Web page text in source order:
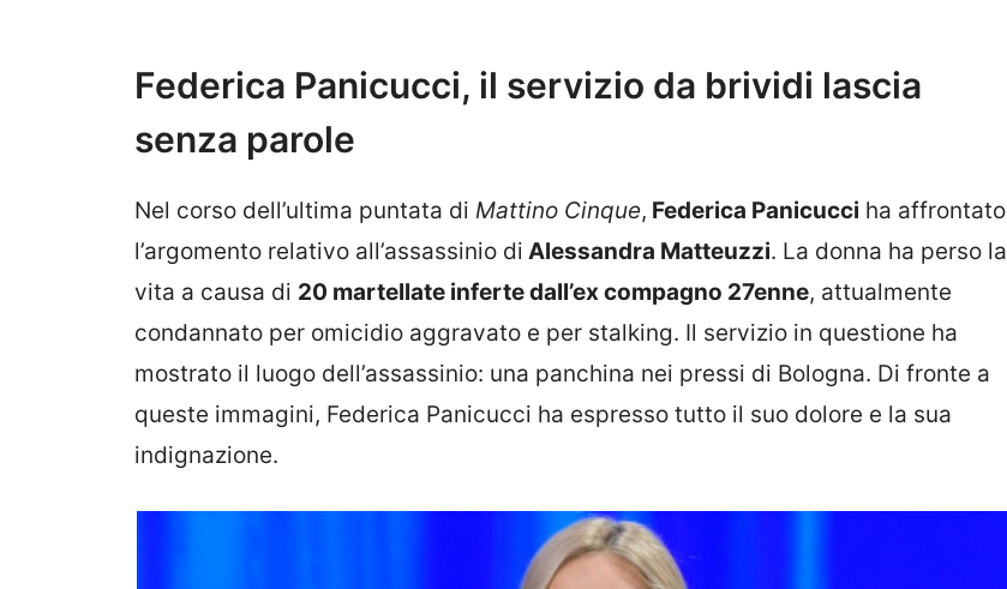
Federica Panicucci, il servizio da brividi lascia
senza parole
Nel corso dell’ultima puntata di Mattino Cinque, Federica Panicucci ha affrontato
l’argomento relativo all’assassinio di Alessandra Matteuzzi. La donna ha perso la
vita a causa di 20 martellate inferte dall’ex compagno 27enne, attualmente
condannato per omicidio aggravato e per stalking. Il servizio in questione ha
mostrato il luogo dell’assassinio: una panchina nei pressi di Bologna. Di fronte a
queste immagini, Federica Panicucci ha espresso tutto il suo dolore e la sua
indignazione.